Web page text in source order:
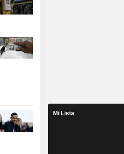
Mi Lista